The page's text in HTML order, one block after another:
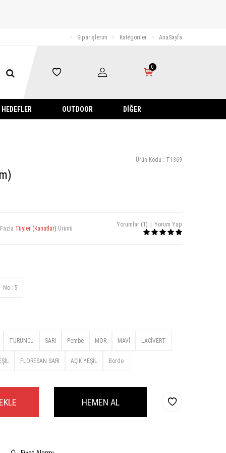
Siparişlerim Kategoriler AnaSayfa
0
HEDEFLER OUTDOOR DIĞER
Ürün Kodu : T1369
Tüyler (Kanatlar) Ürünü
Yorumlar (1) Yorum Yap
No : 5
TURUNCU SARI Pembe MOR MAVİ LACİVERT
FLORESAN SARI AÇIK YEŞİL Bordo
HEMEN AL